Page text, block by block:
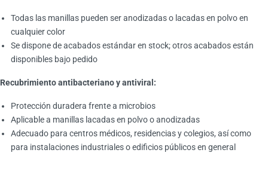
Todas las manillas pueden ser anodizadas o lacadas en polvo en
cualquier color
Se dispone de acabados estándar en stock; otros acabados están
disponibles bajo pedido
Recubrimiento antibacteriano y antiviral:
Protección duradera frente a microbios
Aplicable a manillas lacadas en polvo o anodizadas
Adecuado para centros médicos, residencias y colegios, así como
para instalaciones industriales o edificios públicos en general